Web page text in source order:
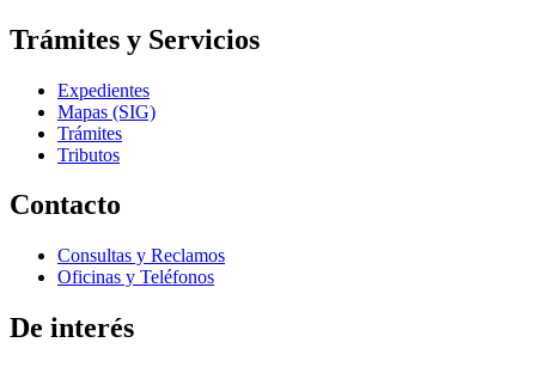
Trámites y Servicios
Expedientes
Mapas (SIG)
Trámites
Tributos
Contacto
Consultas y Reclamos
Oficinas y Teléfonos
De interés